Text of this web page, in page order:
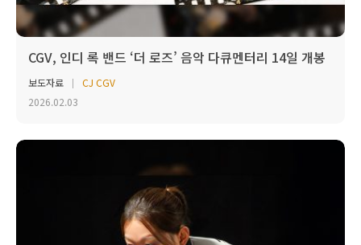
CGV, 인디 록 밴드 ‘더 로즈’ 음악 다큐멘터리 14일 개봉
보도자료
CJ CGV
2026.02.03